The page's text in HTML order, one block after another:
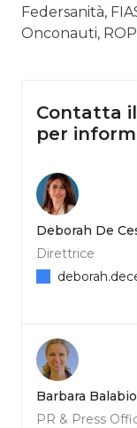
Federsanità,
Onconauti,
Contatta
per
Deborah De
Direttrice
Barbara Balabio
PR & Press